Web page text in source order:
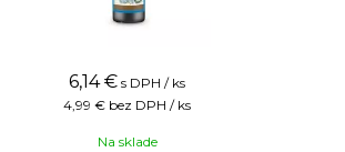
6,14 € s DPH / ks
4,99 € bez DPH / ks
Na sklade